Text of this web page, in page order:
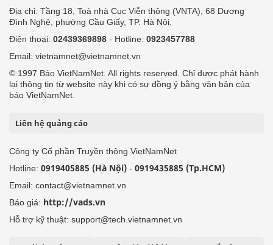
Địa chỉ: Tầng 18, Toà nhà Cục Viễn thông (VNTA), 68 Dương
Đình Nghệ, phường Cầu Giấy, TP. Hà Nội.
Điện thoại: 02439369898 - Hotline: 0923457788
Email: vietnamnet@vietnamnet.vn
© 1997 Báo VietNamNet. All rights reserved. Chỉ được phát hành
lại thông tin từ website này khi có sự đồng ý bằng văn bản của
báo VietNamNet.
Liên hệ quảng cáo
Công ty Cổ phần Truyền thông VietNamNet
Hotline: 0919405885 (Hà Nội) - 0919435885 (Tp.HCM)
Email: contact@vietnamnet.vn
Báo giá: http://vads.vn
Hỗ trợ kỹ thuật: support@tech.vietnamnet.vn